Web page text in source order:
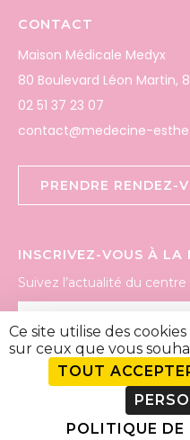
CONTACT
Maison Médicale Medyx
80 Boulevard Léon Martin,
02 51 37 23 07
contact@medecine-
PRENDRE RENDEZ-
INSCRIVEZ-VOUS À LA
Suivez l’actualité du centre
SUIVEZ-NOUS
Ce site utilise des
sur ceux que vous
TOUT
POLITIQUE